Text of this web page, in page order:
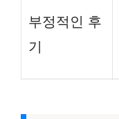
부정적인 후
기